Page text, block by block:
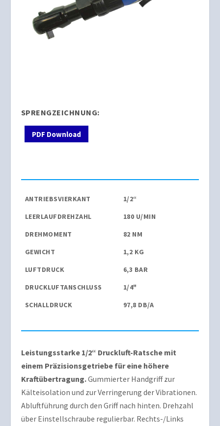
SPRENGZEICHNUNG:
PDF Download
ANTRIEBSVIERKANT
1/2“
LEERLAUFDREHZAHL
180 U/MIN
DREHMOMENT
82 NM
GEWICHT
1,2 KG
LUFTDRUCK
6,3 BAR
DRUCKLUFTANSCHLUSS
1/4"
SCHALLDRUCK
97,8 DB/A
Leistungsstarke 1/2“ Druckluft-Ratsche mit
einem Präzisionsgetriebe für eine höhere
Kraftübertragung.Gummierter Handgriff zur
Kälteisolation und zur Verringerung der Vibrationen.
Abluftführung durch den Griff nach hinten. Drehzahl
über Einstellschraube regulierbar. Rechts-/Links